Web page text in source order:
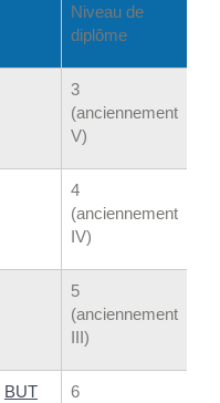
Niveau de
diplôme
3
(anciennement
V)
4
(anciennement
IV)
5
(anciennement
III)
BUT
6